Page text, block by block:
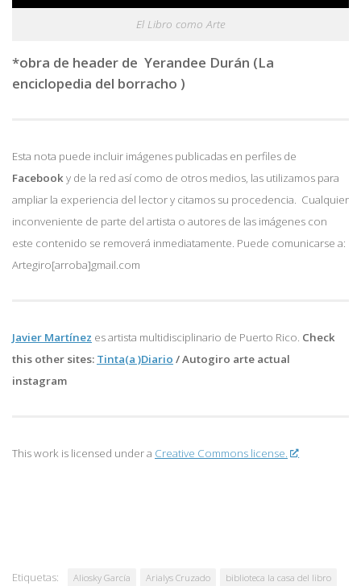
El Libro como Arte
*obra de header de Yerandee Durán (La
enciclopedia del borracho )
Esta nota puede incluir imágenes publicadas en perfiles de
Facebook y de la red así como de otros medios, las utilizamos para
ampliar la experiencia del lector y citamos su procedencia. Cualquier
inconveniente de parte del artista o autores de las imágenes con
este contenido se removerá inmediatamente. Puede comunicarse a:
Artegiro[arroba]gmail.com
Javier Martínez es artista multidisciplinario de Puerto Rico. Check
this other sites: Tinta(a )Diario /Autogiro arte actual
instagram
This work is licensed under a Creative Commons license.
Etiquetas: Aliosky García Arialys Cruzado
biblioteca la casa del libro